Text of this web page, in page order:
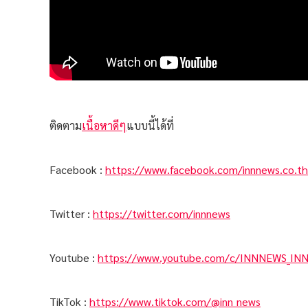
ติดตามเนื้อหาดีๆแบบนี้ได้ที่
Facebook : https://www.facebook.com/innnews.co.th
Twitter : https://twitter.com/innnews
Youtube : https://www.youtube.com/c/INNNEWS_INN
TikTok : https://www.tiktok.com/@inn_news